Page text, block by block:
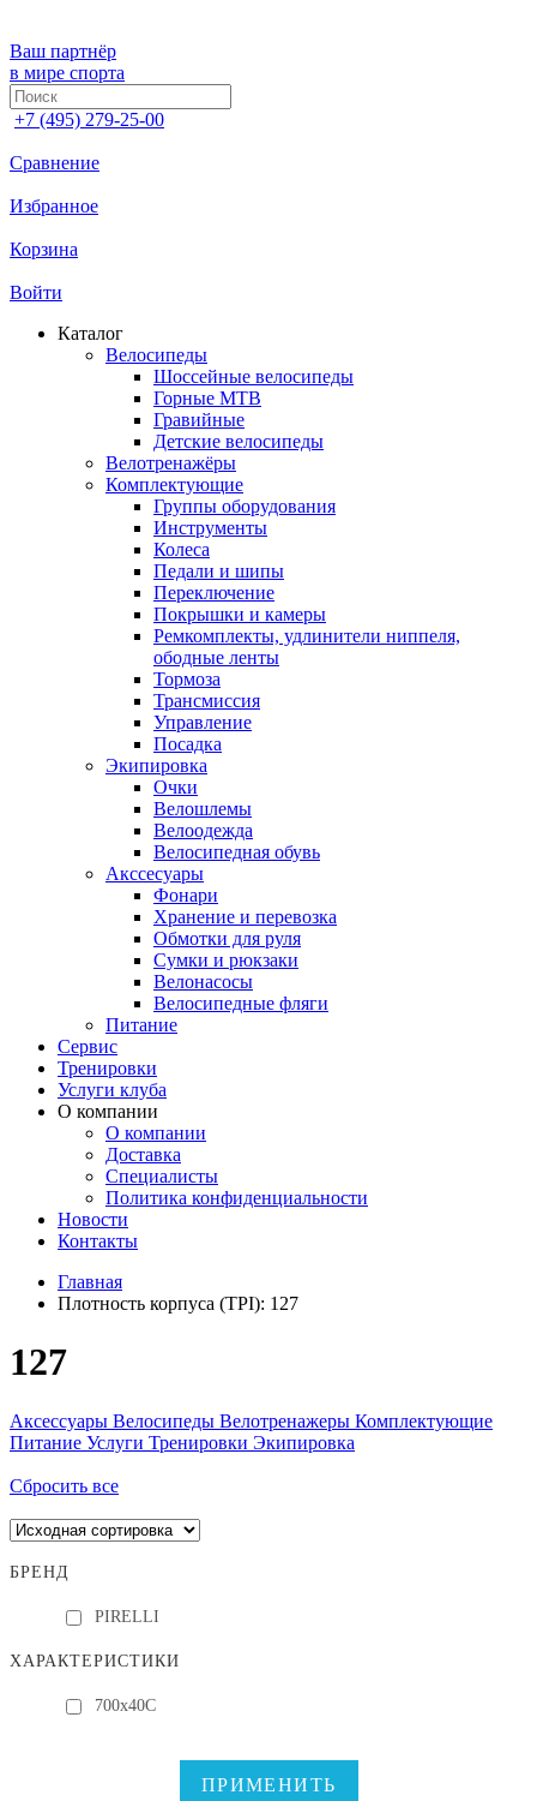
Ваш партнёр
в мире спорта
+7 (495) 279-25-00
Сравнение
Избранное
Корзина
Войти
Каталог
Велосипеды
Шоссейные велосипеды
Горные МTB
Гравийные
Детские велосипеды
Велотренажёры
Комплектующие
Группы оборудования
Инструменты
Колеса
Педали и шипы
Переключение
Покрышки и камеры
Ремкомплекты, удлинители ниппеля,
ободные ленты
Тормоза
Трансмиссия
Управление
Посадка
Экипировка
Очки
Велошлемы
Велоодежда
Велосипедная обувь
Акссесуары
Фонари
Хранение и перевозка
Обмотки для руля
Сумки и рюкзаки
Велонасосы
Велосипедные фляги
Питание
Сервис
Тренировки
Услуги клуба
О компании
О компании
Доставка
Специалисты
Политика конфиденциальности
Новости
Контакты
Главная
Плотность корпуса (TPI): 127
127
Аксессуары Велосипеды Велотренажеры Комплектующие
Питание Услуги Тренировки Экипировка
Сбросить все
БРЕНД
PIRELLI
ХАРАКТЕРИСТИКИ
700x40C
ПРИМЕНИТЬ